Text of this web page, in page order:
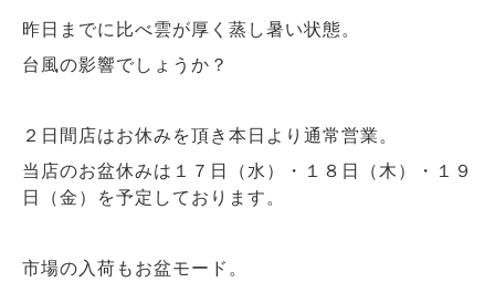
昨日までに比べ雲が厚く蒸し暑い状態。
台風の影響でしょうか？
２日間店はお休みを頂き本日より通常営業。
当店のお盆休みは１７日（水）・１８日（木）・１９
日（金）を予定しております。
市場の入荷もお盆モード。